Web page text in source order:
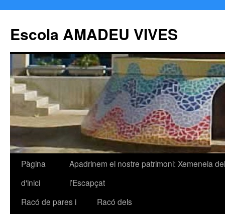
Escola AMADEU VIVES
Vés
contingut
Pàgina
d'inici
Apadrinem el nostre patrimoni: Xemeneia
l’Escapçat
Racó de pares i
Racó dels